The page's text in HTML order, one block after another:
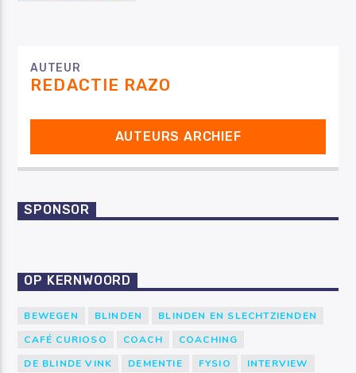
AUTEUR
REDACTIE RAZO
AUTEURS ARCHIEF
SPONSOR
OP KERNWOORD
BEWEGEN BLINDEN
BLINDEN EN SLECHTZIENDEN
CAFÉ CURIOSO
COACH
COACHING
DE BLINDE VINK
DEMENTIE FYSIO
INTERVIEW